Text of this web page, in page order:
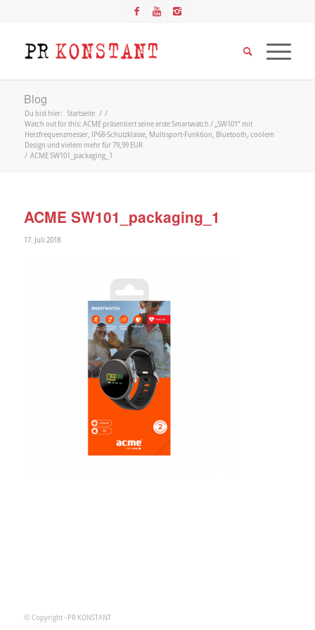
Blog
Du bist hier: Startseite / /
Watch out for this: ACME präsentiert seine erste Smartwatch / „SW101“ mit
Herzfrequenzmesser, IP68-Schutzklasse, Multisport-Funktion, Bluetooth, coolem
Design und vielem mehr für 79,99 EUR
/ ACME SW101_packaging_1
ACME SW101_packaging_1
17. Juli 2018
© Copyright - PR KONSTANT